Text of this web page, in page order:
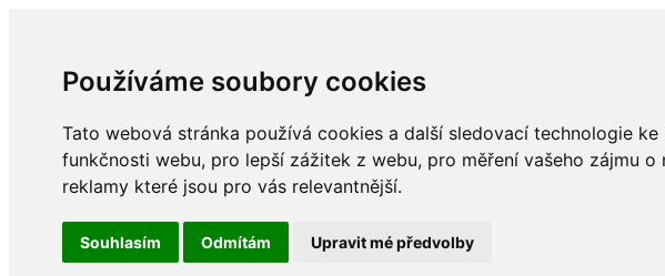
Používáme soubory cookies
Tato webová stránka používá cookies a další sledovací technologie
funkčnosti webu, pro lepší zážitek z webu, pro měření vašeho zájmu
reklamy které jsou pro vás relevantnější.
Souhlasím Odmítám Upravit mé předvolby